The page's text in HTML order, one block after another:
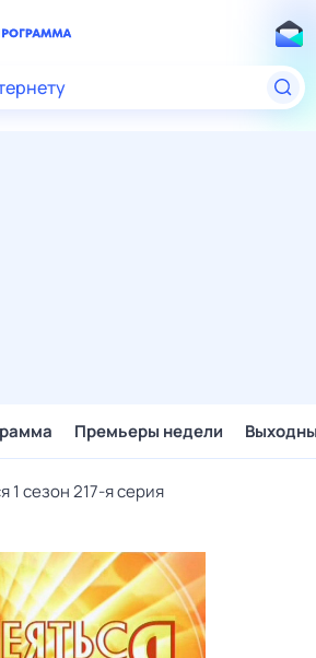
Премьеры недели
1 сезон 217-я серия